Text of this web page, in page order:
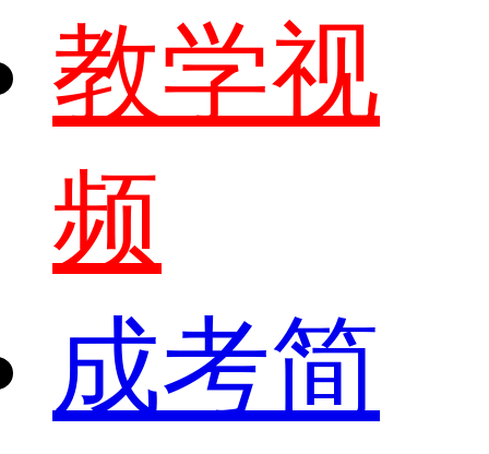
教学视
频
成考简